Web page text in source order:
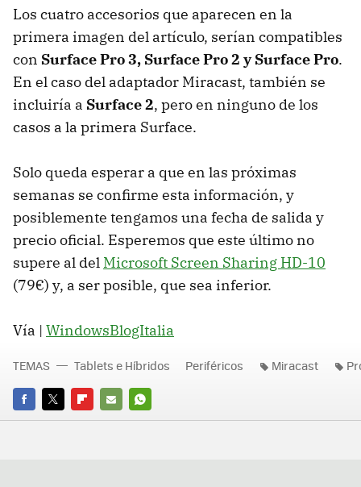
Los cuatro accesorios que aparecen en la
primera imagen del artículo, serían compatibles
con Surface Pro 3, Surface Pro 2 y Surface Pro.
En el caso del adaptador Miracast, también se
incluiría a Surface 2, pero en ninguno de los
casos a la primera Surface.
Solo queda esperar a que en las próximas
semanas se confirme esta información, y
posiblemente tengamos una fecha de salida y
precio oficial. Esperemos que este último no
supere al del Microsoft Screen Sharing HD-10
(79€) y, a ser posible, que sea inferior.
Vía | WindowsBlogItalia
FACEBOOK
TWITTERFLIPBOARD
E-
WHATSAPP
TEMAS Tablets e Híbridos Periféricos Miracast